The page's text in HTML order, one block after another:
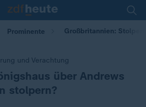
Prominente Großbritannien:
und Verachtung
über Andrews
stolpern?